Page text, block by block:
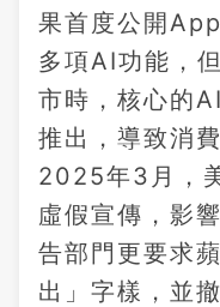
果首度公開
多項AI功能，
市時，核心的
推出，導致消
2025年3月，
虛假宣傳，影
告部門更要求
出」字樣，並